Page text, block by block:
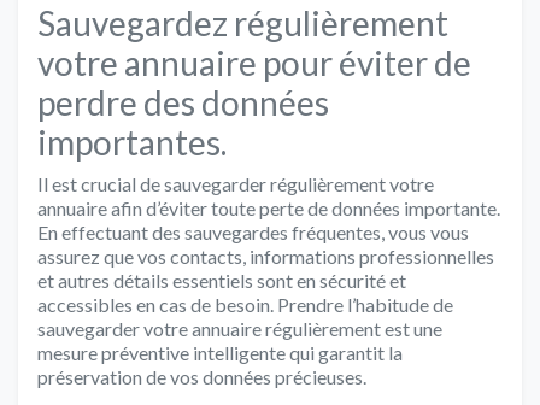
Sauvegardez régulièrement
votre annuaire pour éviter de
perdre des données
importantes.
Il est crucial de sauvegarder régulièrement votre
annuaire afin d’éviter toute perte de données importante.
En effectuant des sauvegardes fréquentes, vous vous
assurez que vos contacts, informations professionnelles
et autres détails essentiels sont en sécurité et
accessibles en cas de besoin. Prendre l’habitude de
sauvegarder votre annuaire régulièrement est une
mesure préventive intelligente qui garantit la
préservation de vos données précieuses.